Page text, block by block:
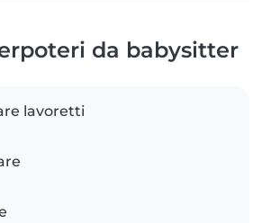
da babysitter
lavoretti